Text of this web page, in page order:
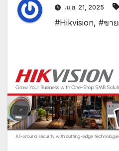
เม.ย. 21, 2025
#Hikvision, #ขา